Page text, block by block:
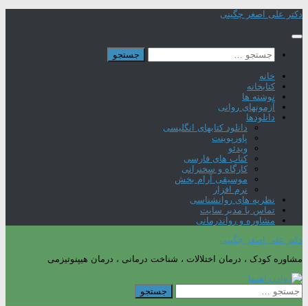
Skip
content
دکتر علی اصغر چگینی
جستجو
برای:
خانه
کتابخانه
نوشته ها
آزمونهای روانی
دانلودها
دانلود کتابهای انگلیسی
پاورپوینت
ویدئو
کتاب های فارسی
کارگاه و سخنرانی
موسیقی آرام بخش
نرم افزار
نظریه های روانشناسی
تماس با مدیر سایت
مشاوره و رواندرمانی
دکتر علی اصغر چگینی
مشاوره کودک ، درمان اختلالات ، شناخت درمانی ، درمان هیپنوتیزمی
جستجو
برای: